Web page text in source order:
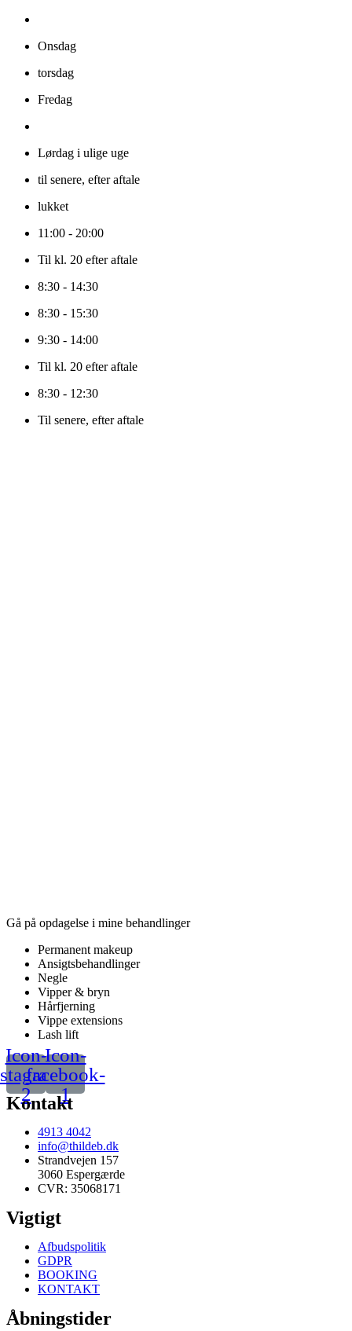
Onsdag
torsdag
Fredag
Lørdag i ulige uge
til senere, efter aftale
lukket
11:00 - 20:00
Til kl. 20 efter aftale
8:30 - 14:30
8:30 - 15:30
9:30 - 14:00
Til kl. 20 efter aftale
8:30 - 12:30
Til senere, efter aftale
Gå på opdagelse i mine behandlinger
Permanent makeup
Ansigtsbehandlinger
Negle
Vipper & bryn
Hårfjerning
Vippe extensions
Lash lift
Icon-
2
Icon-
facebook-
1
Kontakt
4913 4042
info@thildeb.dk
Strandvejen 157
3060 Espergærde
CVR: 35068171
Vigtigt
Afbudspolitik
GDPR
BOOKING
KONTAKT
Åbningstider